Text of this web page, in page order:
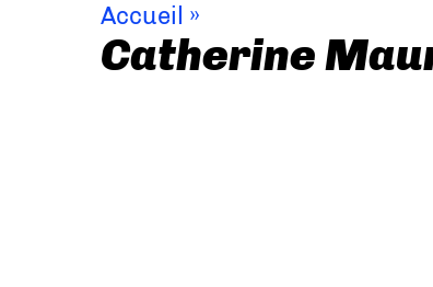
Accueil »
Catherine